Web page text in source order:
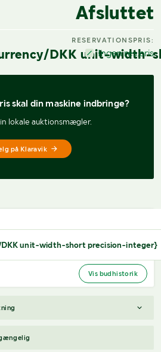
Afsluttet
DKK unit-width-
RESERVATIONSPRIS:
Ingen res.pris
skal din maskine indbringe?
lokale auktionsmægler.
på Klaravik
DKK unit-width-short precision-integer}
Vis budhistorik
indtil køberen har betalt for
får køberen adgang til